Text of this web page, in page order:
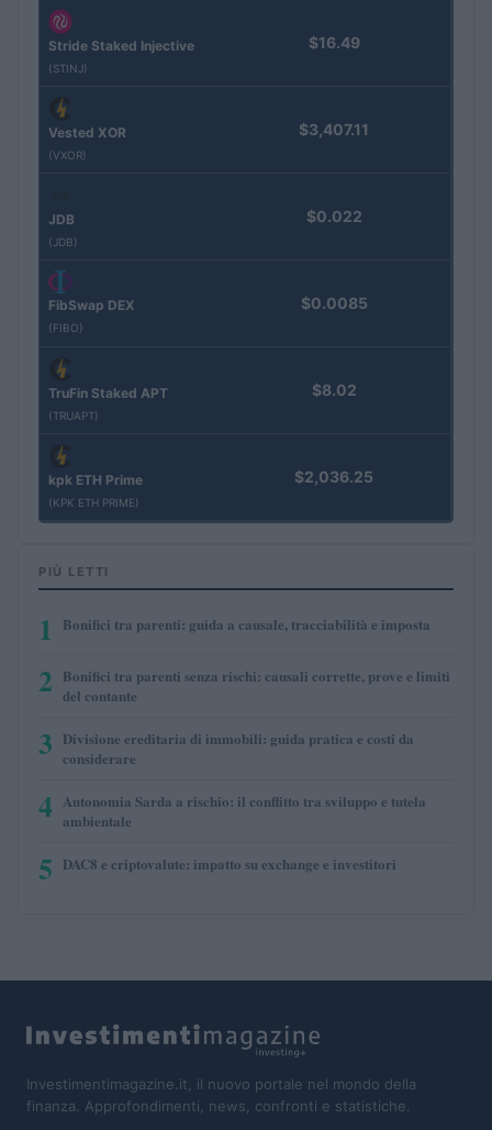
Stride Staked Injective
(STINJ)
$16.49
Vested XOR
(VXOR)
$3,407.11
JDB
(JDB)
$0.022
FibSwap DEX
(FIBO)
$0.0085
TruFin Staked APT
(TRUAPT)
$8.02
kpk ETH Prime
(KPK ETH PRIME)
$2,036.25
PIÙ LETTI
1 Bonifici tra parenti: guida a causale, tracciabilità e imposta
2 Bonifici tra parenti senza rischi: causali corrette, prove e limiti
del contante
3 Divisione ereditaria di immobili: guida pratica e costi da
considerare
4 Autonomia Sarda a rischio: il conflitto tra sviluppo e tutela
ambientale
5 DAC8 e criptovalute: impatto su exchange e investitori
Investimentimagazine.it, il nuovo portale nel mondo della
finanza. Approfondimenti, news, confronti e statistiche.